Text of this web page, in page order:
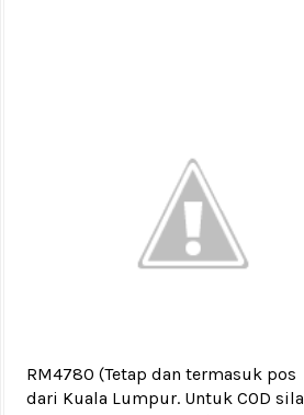
RM4780 (Tetap dan termasuk pos
dari Kuala Lumpur. Untuk COD sila